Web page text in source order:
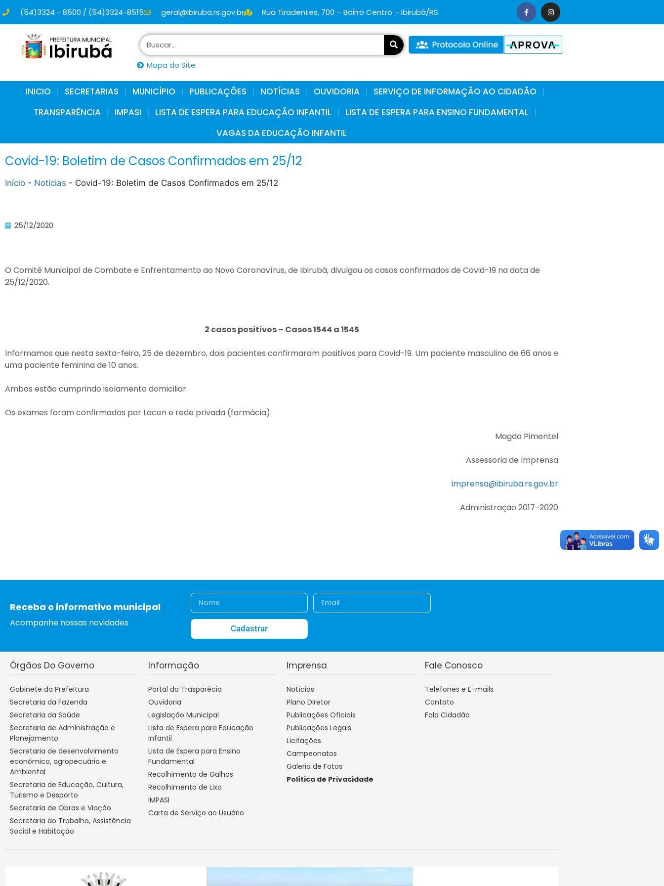
conteúdo(54)3324 - 8500 / (54)3324-8515 geral@ibiruba.rs.gov.br Rua Tiradentes, 700 – Bairro Centro – Ibirubá/RS
Mapa do Site
INICIO SECRETARIAS MUNICÍPIO PUBLICAÇÕES NOTÍCIAS OUVIDORIA
SERVIÇO DE INFORMAÇÃO AO CIDADÃO
TRANSPARÊNCIA
IMPASI LISTA DE ESPERA PARA EDUCAÇÃO INFANTIL
LISTA DE ESPERA PARA ENSINO FUNDAMENTAL
VAGAS DA EDUCAÇÃO INFANTIL
Covid-19: Boletim de Casos Confirmados em 25/12
Início - Notícias - Covid-19: Boletim de Casos Confirmados em 25/12
25/12/2020
O Comitê Municipal de Combate e Enfrentamento ao Novo Coronavírus, de Ibirubá, divulgou os casos confirmados de Covid-19 na data de
25/12/2020.
2 casos positivos – Casos 1544 a 1545
Informamos que nesta sexta-feira, 25 de dezembro, dois pacientes confirmaram positivos para Covid-19. Um paciente masculino de 66 anos e
uma paciente feminina de 10 anos.
Ambos estão cumprindo isolamento domiciliar.
Os exames foram confirmados por Lacen e rede privada (farmácia).
Magda Pimentel
Assessoria de Imprensa
imprensa@ibiruba.rs.gov.br
Administração 2017-2020
Receba o informativo municipal
Acompanhe nossas novidades
Cadastrar
Órgãos Do Governo
Gabinete da Prefeitura
Secretaria da Fazenda
Secretaria da Saúde
Secretaria de Administração e
Planejamento
Secretaria de desenvolvimento
econômico, agropecuária e
Ambiental
Secretaria de Educação, Cultura,
Turismo e Desporto
Secretaria de Obras e Viação
Secretaria do Trabalho, Assistência
Social e Habitação
Informação
Portal da Trasparêcia
Ouvidoria
Legislação Municipal
Lista de Espera para Educação
Infantil
Lista de Espera para Ensino
Fundamental
Recolhimento de Galhos
Recolhimento de Lixo
IMPASI
Carta de Serviço ao Usuário
Imprensa
Notícias
Plano Diretor
Publicações Oficiais
Publicações Legais
Licitações
Campeonatos
Galeria de Fotos
Política de Privacidade
Fale Conosco
Telefones e E-mails
Contato
Fala Cidadão